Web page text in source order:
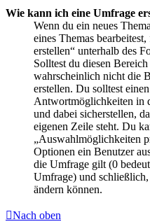
Wie kann ich eine Umfrage
Wenn du ein neues
eines Themas
erstellen“ unterhalb des
Solltest du diesen
wahrscheinlich nicht die
erstellen. Du solltest
Antwortmöglichkeiten in
und dabei sicherstellen,
eigenen Zeile steht. Du
„Auswahlmöglichkeiten
Optionen ein Benutzer
die Umfrage gilt (0
Umfrage) und
ändern können.
Nach oben